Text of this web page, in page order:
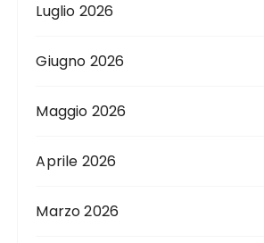
Luglio 2026
Giugno 2026
Maggio 2026
Aprile 2026
Marzo 2026